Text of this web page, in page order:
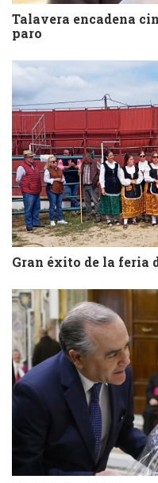
Talavera encadena
paro
Gran éxito de la feria